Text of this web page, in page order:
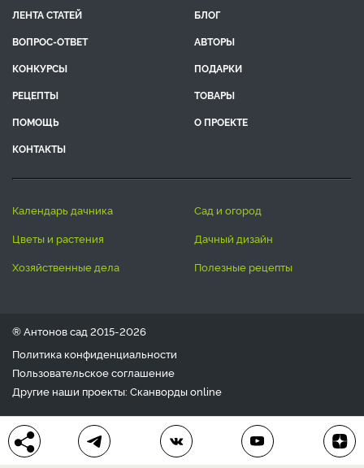
ЛЕНТА СТАТЕЙ
БЛОГ
ВОПРОС-ОТВЕТ
АВТОРЫ
КОНКУРСЫ
ПОДАРКИ
РЕЦЕПТЫ
ТОВАРЫ
ПОМОЩЬ
О ПРОЕКТЕ
КОНТАКТЫ
календарь дачника
сад и огород
цветы и растения
дачный дизайн
хозяйственные дела
полезные рецепты
® Антонов сад 2015-2026
Политика конфиденциальности
Пользовательское соглашение
Другие наши проекты: Сканвордыonline
Любое использование материала допускается только с
письменного согласия редакции